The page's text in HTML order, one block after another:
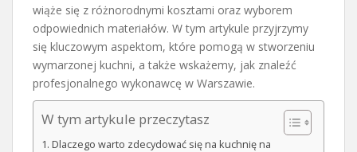
wiąże się z różnorodnymi kosztami oraz wyborem
odpowiednich materiałów. W tym artykule przyjrzymy
się kluczowym aspektom, które pomogą w stworzeniu
wymarzonej kuchni, a także wskażemy, jak znaleźć
profesjonalnego wykonawcę w Warszawie.
W tym artykule przeczytasz
Dlaczego warto zdecydować się na kuchnię na